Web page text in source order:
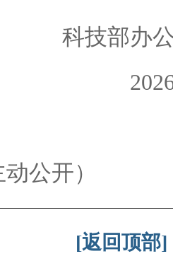
科技部办
公开）
[返回顶部]